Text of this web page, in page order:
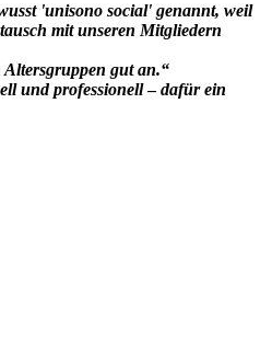
'unisono social' genannt, weil
mit unseren Mitgliedern
gut an.“
und professionell–dafür ein